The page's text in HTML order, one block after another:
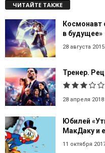
ЧИТАЙТЕ ТАКЖЕ
Космонавт
в будущее»
28 августа 2015
Тренер.
28 апреля 2018
Юбилей
МакДаку и
11 октября